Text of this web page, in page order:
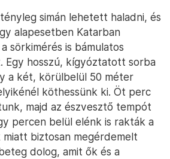
simán lehetett haladni, és
alapesetben Katarban
sörkimérés is bámulatos
Egy hosszú, kígyóztatott sorba
a két, körülbelül 50 méter
köthessünk ki. Öt perc
majd az észvesztő tempót
percen belül elénk is rakták a
biztosan megérdemelt
dolog, amit ők és a